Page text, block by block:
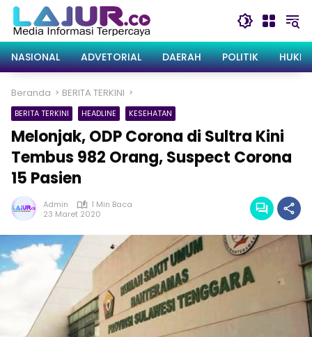
Langsung
konten
NASIONAL
ADVETORIAL DAERAH POLITIK
Beranda BERITA TERKINI
BERITA TERKINI HEADLINE KESEHATAN
Melonjak, ODP Corona di Sultra Kini
Tembus 982 Orang, Suspect Corona
15 Pasien
Admin
1 Min Baca
23 Maret 2020